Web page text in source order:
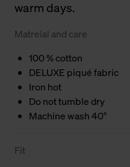
warm days.
Matreial and care
100 % cotton
DELUXE piqué fabric
Iron hot
Do not tumble dry
Machine wash 40°
Fit